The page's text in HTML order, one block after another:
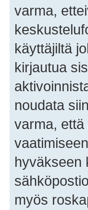
varma,
käyttäjiltä
kirjautua
noudata
varma,
hyväkseen
myös